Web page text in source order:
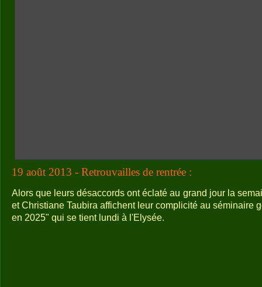
19 août 2013 - Retrouvailles de rentrée :
Alors que leurs désaccords ont éclaté au grand jour la
et Christiane Taubira affichent leur complicité au séminaire
en 2025" qui se tient lundi à l'Elysée.